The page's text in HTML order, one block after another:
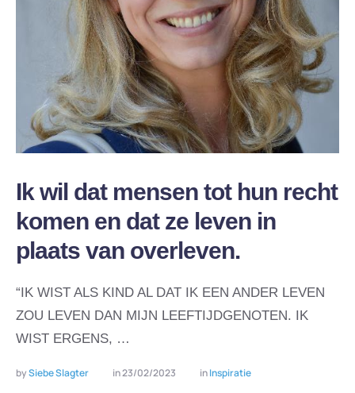
Ik wil dat mensen tot hun recht
komen en dat ze leven in
plaats van overleven.
“IK WIST ALS KIND AL DAT IK EEN ANDER LEVEN
ZOU LEVEN DAN MIJN LEEFTIJDGENOTEN. IK
WIST ERGENS, …
by Siebe Slagter in 23/02/2023 in Inspiratie